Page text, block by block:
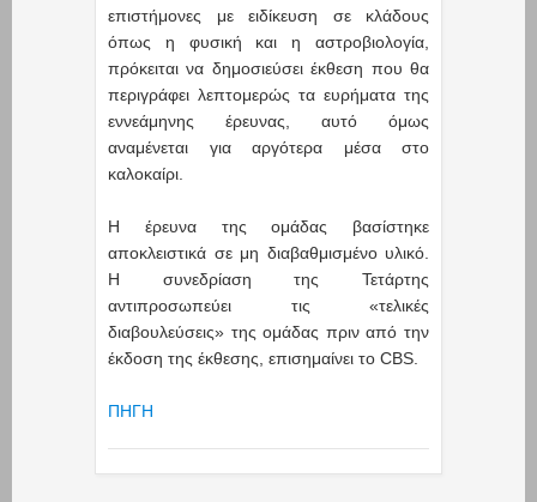
επιστήμονες με ειδίκευση σε κλάδους
όπως η φυσική και η αστροβιολογία,
πρόκειται να δημοσιεύσει έκθεση που θα
περιγράφει λεπτομερώς τα ευρήματα της
εννεάμηνης έρευνας, αυτό όμως
αναμένεται για αργότερα μέσα στο
καλοκαίρι.
Η έρευνα της ομάδας βασίστηκε
αποκλειστικά σε μη διαβαθμισμένο υλικό.
Η συνεδρίαση της Τετάρτης
αντιπροσωπεύει τις «τελικές
διαβουλεύσεις» της ομάδας πριν από την
έκδοση της έκθεσης, επισημαίνει το CBS.
ΠΗΓΗ